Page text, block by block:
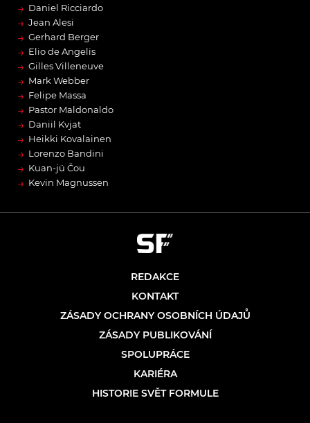
→ Daniel Ricciardo
→ Jean Alesi
→ Gerhard Berger
→ Elio de Angelis
→ Gilles Villeneuve
→ Mark Webber
→ Felipe Massa
→ Pastor Maldonaldo
→ Daniil Kvjat
→ Heikki Kovalainen
→ Lorenzo Bandini
→ Kuan-jü Čou
→ Kevin Magnussen
REDAKCE
KONTAKT
ZÁSADY OCHRANY OSOBNÍCH ÚDAJŮ
ZÁSADY PUBLIKOVÁNÍ
SPOLUPRÁCE
KARIÉRA
HISTORIE SVĚT FORMULE